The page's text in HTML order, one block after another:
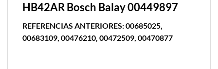
HB42AR Bosch Balay 00449897
REFERENCIAS ANTERIORES: 00685025,
00683109, 00476210, 00472509, 00470877